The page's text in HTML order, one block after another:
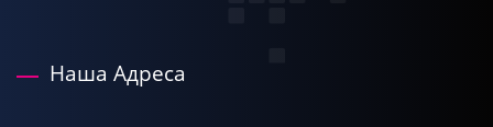
Наша Адреса